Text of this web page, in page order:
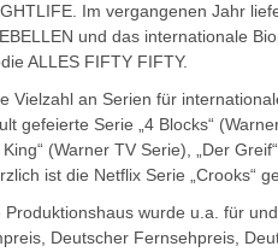
Im vergangenen Jahr
und das internationale
ALLES FIFTY FIFTY.
Vielzahl an Serien für
gefeierte Serie „4 Blocks“
King“ (Warner TV Serie), „Der
ist die Netflix Serie „Crooks“
Produktionshaus wurde u.a. für
Deutscher Fernsehpreis,